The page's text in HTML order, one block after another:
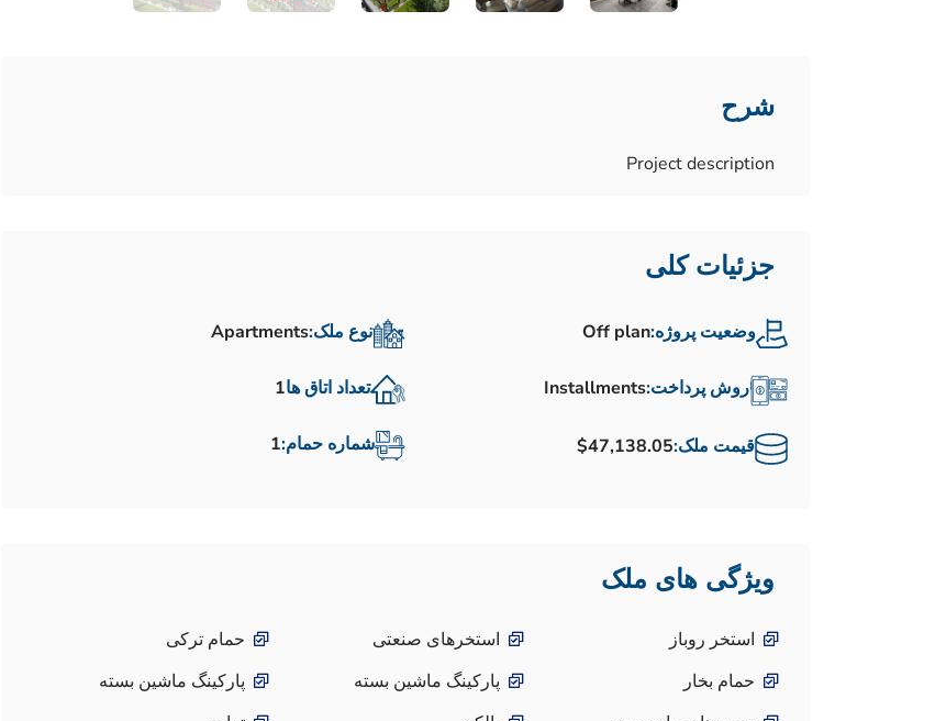
شرح
Project description
جزئیات کلی
وضعیت پروژه:Off plan
روش پرداخت:Installments
قیمت ملک:$47,138.05
نوع ملک:Apartments
تعداد اتاق ها1
شماره حمام:1
ویژگی های ملک
استخر روباز استخرهای صنعتی
حمام ترکی
حمام بخار
پارکینگ ماشین بسته
پارکینگ ماشین بسته